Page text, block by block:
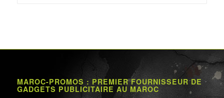
MAROC-PROMOS : PREMIER FOURNISSEUR DE
GADGETS PUBLICITAIRE AU MAROC